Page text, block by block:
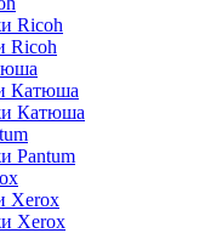
Ricoh
Ricoh
Катюша
Катюша
Pantum
Xerox
Xerox